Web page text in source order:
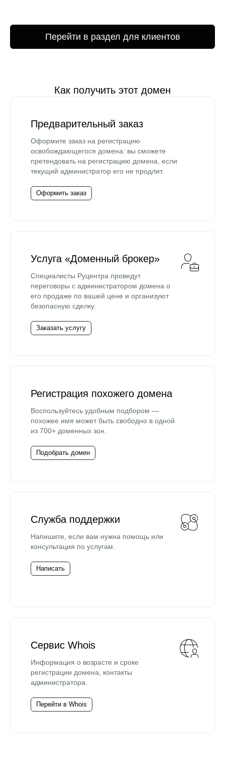
Перейти в раздел для клиентов
Как получить этот домен
Предварительный заказ
Оформите заказ на регистрацию
освобождающегося домена: вы сможете
претендовать на регистрацию домена, если
текущий администратор его не продлит.
Оформить заказ
Услуга «Доменный брокер»
Специалисты Руцентра проведут
переговоры с администратором домена о
его продаже по вашей цене и организуют
безопасную сделку.
Заказать услугу
Регистрация похожего домена
Воспользуйтесь удобным подбором —
похожее имя может быть свободно в одной
из 700+ доменных зон.
Подобрать домен
Служба поддержки
Напишите, если вам нужна помощь или
консультация по услугам.
Написать
Сервис Whois
Информация о возрасте и сроке
регистрации домена, контакты
администратора.
Перейти в Whois